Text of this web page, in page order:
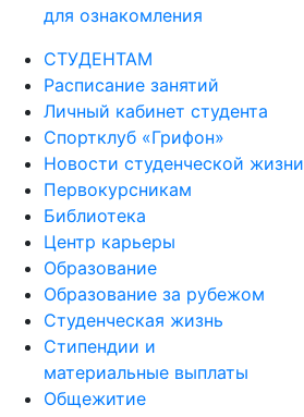
для ознакомления
СТУДЕНТАМ
Расписание занятий
Личный кабинет студента
Спортклуб «Грифон»
Новости студенческой жизни
Первокурсникам
Библиотека
Центр карьеры
Образование
Образование за рубежом
Студенческая жизнь
Стипендии и
материальные выплаты
Общежитие